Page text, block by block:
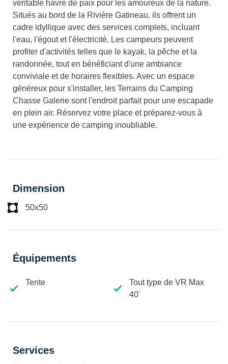
véritable havre de paix pour les amoureux de la nature.
Situés au bord de la Rivière Gatineau, ils offrent un
cadre idyllique avec des services complets, incluant
l'eau, l'égout et l'électricité. Les campeurs peuvent
profiter d'activités telles que le kayak, la pêche et la
randonnée, tout en bénéficiant d'une ambiance
conviviale et de horaires flexibles. Avec un espace
généreux pour s'installer, les Terrains du Camping
Chasse Galerie sont l'endroit parfait pour une escapade
en plein air. Réservez votre place et préparez-vous à
une expérience de camping inoubliable.
Dimension
50x50
Équipements
Tente
Tout type de VR Max
40'
Services